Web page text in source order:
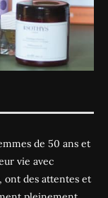
de 50 ans et
vie avec
ont des attentes et